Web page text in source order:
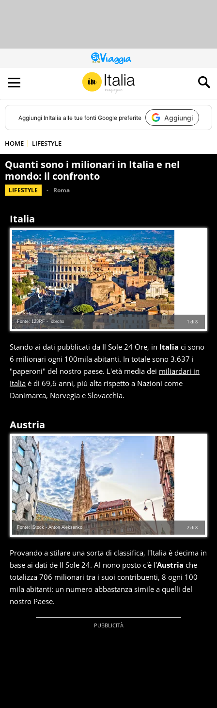
QUESTO
SITO
CONTRIBUISCE
ALL’AUDIENCE
DI
Aggiungi InItalia alle tue fonti Google preferite Aggiungi
HOME LIFESTYLE
Quanti sono i milionari in Italia e nel
mondo: il confronto
LIFESTYLE Roma
Italia
1 di8
Fonte: 123RF - xbrchx
Stando ai dati pubblicati da Il Sole 24 Ore, in Italia ci sono
6 milionari ogni 100mila abitanti. In totale sono 3.637 i
"paperoni" del nostro paese. L'età media dei miliardari in
Italia è di 69,6 anni, più alta rispetto a Nazioni come
Danimarca, Norvegia e Slovacchia.
Austria
2di8
Fonte: iStock - Anton Aleksenko
Provando a stilare una sorta di classifica, l'Italia è decima in
base ai dati de Il Sole 24. Al nono posto c'è l'Austria che
totalizza 706 milionari tra i suoi contribuenti, 8 ogni 100
mila abitanti: un numero abbastanza simile a quelli del
nostro Paese.